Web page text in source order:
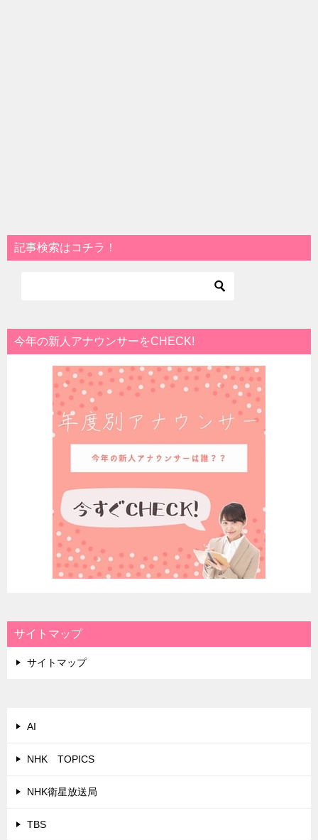
記事検索はコチラ！
今年の新人アナウンサーをCHECK!
サイトマップ
サイトマップ
AI
NHK TOPICS
NHK衛星放送局
TBS